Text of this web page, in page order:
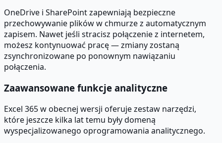
OneDrive i SharePoint zapewniają bezpieczne
przechowywanie plików w chmurze z automatycznym
zapisem. Nawet jeśli stracisz połączenie z internetem,
możesz kontynuować pracę — zmiany zostaną
zsynchronizowane po ponownym nawiązaniu
połączenia.
Zaawansowane funkcje analityczne
Excel 365 w obecnej wersji oferuje zestaw narzędzi,
które jeszcze kilka lat temu były domeną
wyspecjalizowanego oprogramowania analitycznego.